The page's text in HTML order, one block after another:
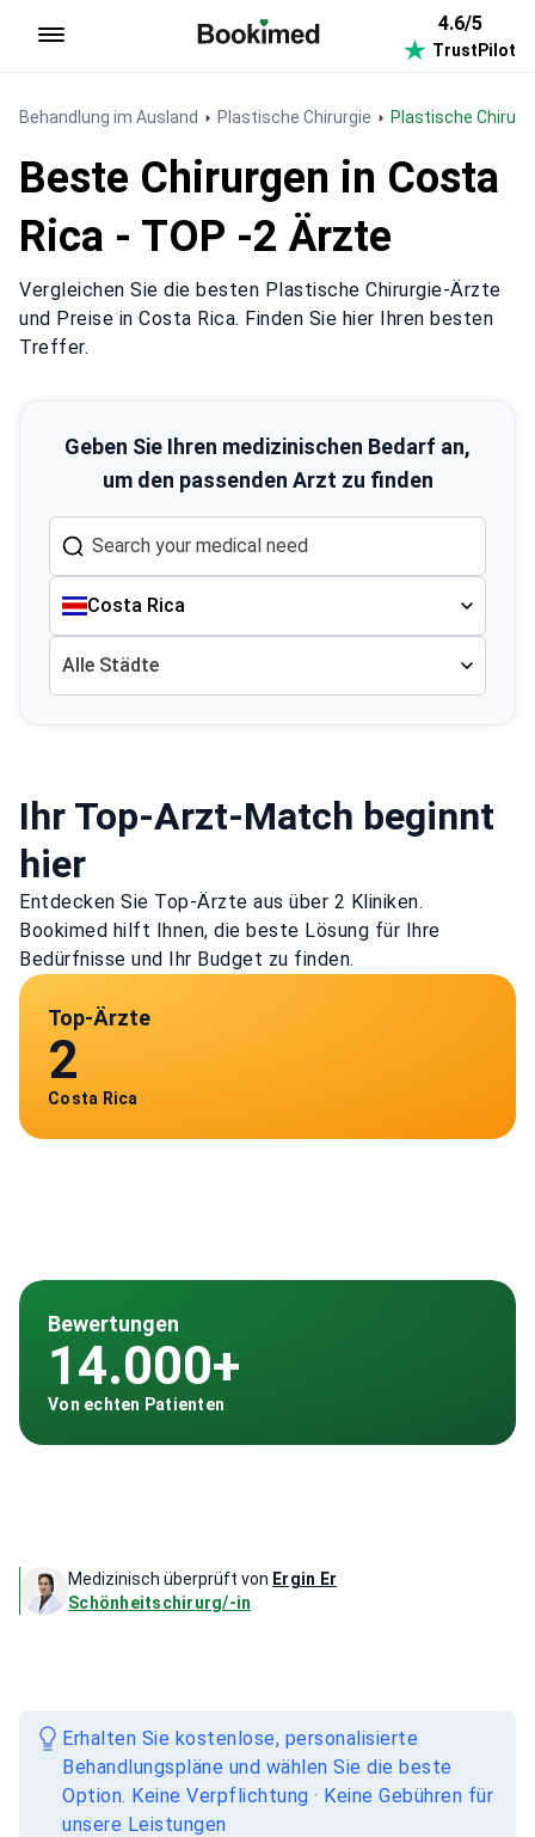
4.6/5
TrustPilot
Behandlung im Ausland Plastische Chirurgie Plastische
Beste Chirurgen in Costa
Rica - TOP -2 Ärzte
Vergleichen Sie die besten Plastische Chirurgie-Ärzte
und Preise in Costa Rica. Finden Sie hier Ihren besten
Treffer.
Geben Sie Ihren medizinischen Bedarf an,
um den passenden Arzt zu finden
Costa Rica
Alle Städte
Ihr Top-Arzt-Match beginnt
hier
Entdecken Sie Top-Ärzte aus über 2 Kliniken.
Bookimed hilft Ihnen, die beste Lösung für Ihre
Bedürfnisse und Ihr Budget zu finden.
Medizinisch überprüft von Ergin Er
Schönheitschirurg/-in
Top-Ärzte
2
Costa Rica
Bewertungen
14.000+
Von echten Patienten
Erhalten Sie kostenlose, personalisierte
Behandlungspläne und wählen Sie die beste
Option. Keine Verpflichtung · Keine Gebühren für
unsere Leistungen